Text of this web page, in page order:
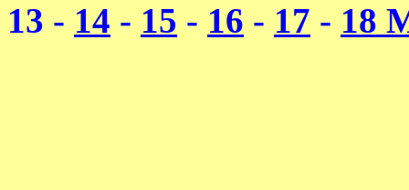
13 - 14 - 15 - 16 - 17 - 18